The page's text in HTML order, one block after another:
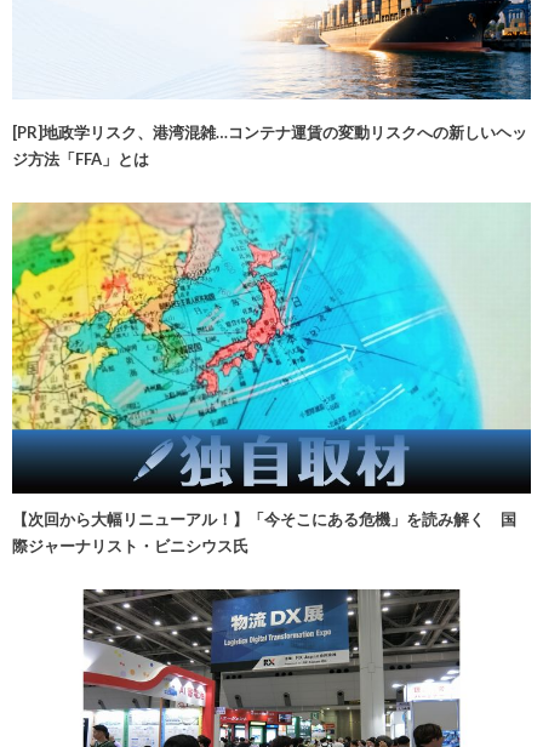
[PR]地政学リスク、港湾混雑…コンテナ運賃の変動リスクへの新しいヘッ
ジ方法「FFA」とは
【次回から大幅リニューアル！】「今そこにある危機」を読み解く 国
際ジャーナリスト・ビニシウス氏